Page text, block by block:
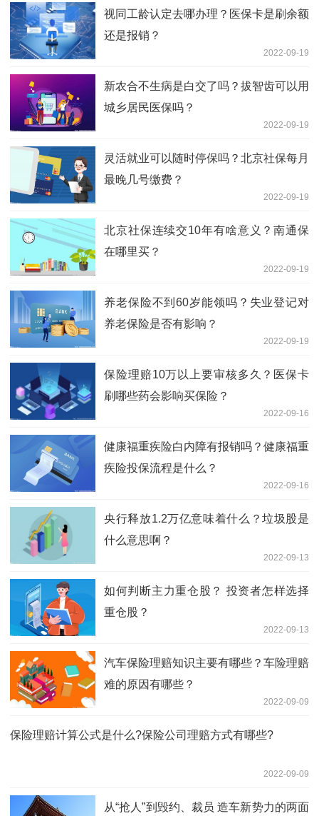
视同工龄认定去哪办理？医保卡是刷余额
还是报销？
2022-09-19
新农合不生病是白交了吗？拔智齿可以用
城乡居民医保吗？
2022-09-19
灵活就业可以随时停保吗？北京社保每月
最晚几号缴费？
2022-09-19
北京社保连续交10年有啥意义？南通保
在哪里买？
2022-09-19
养老保险不到60岁能领吗？失业登记对
养老保险是否有影响？
2022-09-19
保险理赔10万以上要审核多久？医保卡
刷哪些药会影响买保险？
2022-09-16
健康福重疾险白内障有报销吗？健康福重
疾险投保流程是什么？
2022-09-16
央行释放1.2万亿意味着什么？垃圾股是
什么意思啊？
2022-09-13
如何判断主力重仓股？ 投资者怎样选择
重仓股？
2022-09-13
汽车保险理赔知识主要有哪些？车险理赔
难的原因有哪些？
2022-09-09
保险理赔计算公式是什么?保险公司理赔方式有哪些?
2022-09-09
从“抢人”到毁约、裁员 造车新势力的两面